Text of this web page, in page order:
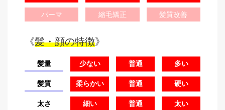
パーマ 縮毛矯正 髪質改善
《髪・顔の特徴》
髪量 少ない 普通 多い
髪質 柔らかい 普通 硬い
太さ 細い 普通 太い